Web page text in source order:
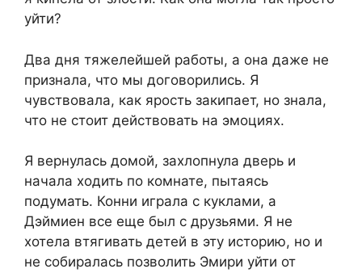
уйти?
Два дня тяжелейшей работы, а она даже не
признала, что мы договорились. Я
чувствовала, как ярость закипает, но знала,
что не стоит действовать на эмоциях.
Я вернулась домой, захлопнула дверь и
начала ходить по комнате, пытаясь
подумать. Конни играла с куклами, а
Дэймиен все еще был с друзьями. Я не
хотела втягивать детей в эту историю, но и
не собиралась позволить Эмири уйти от